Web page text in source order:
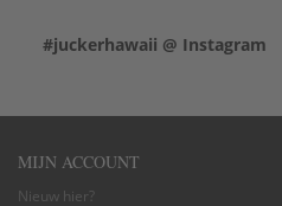
#juckerhawaii @ Instagram
MIJN ACCOUNT
Nieuw hier?